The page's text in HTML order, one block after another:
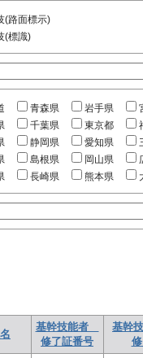
(路面標示)
(標識)
青森県 岩手県
千葉県 東京都
静岡県 愛知県
島根県 岡山県
長崎県 熊本県
基幹技能者
修了証番号
基幹